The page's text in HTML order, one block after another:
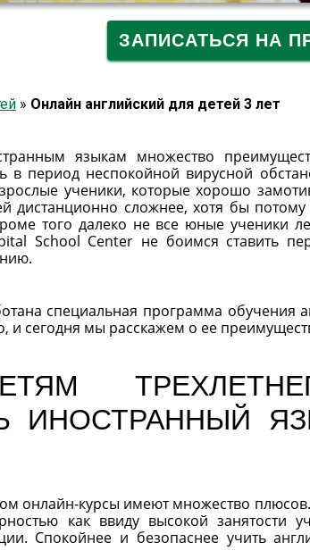
ЗАПИСАТЬСЯ НА
» Онлайн английский для детей 3 лет
языкам множество
в период неспокойной вирусной
ученики, которые хорошо
дистанционно сложнее, хотя бы
того далеко не все юные ученики
School Center не боимся ставить
специальная программа обучения
и сегодня мы расскажем о ее
ИНОСТРАННЫЙ
онлайн-курсы имеют множество
как ввиду высокой занятости
Спокойнее и безопаснее учить